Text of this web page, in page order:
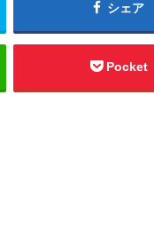
シェア
Pocket